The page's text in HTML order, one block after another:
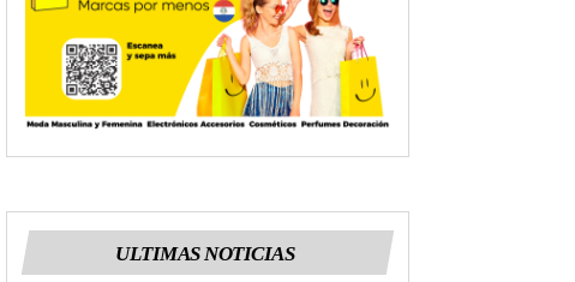
ULTIMAS NOTICIAS